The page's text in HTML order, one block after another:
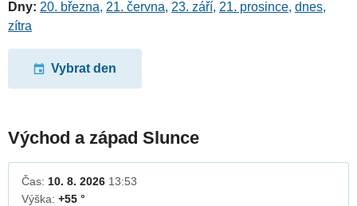
Dny: 20. března, 21. června, 23. září, 21. prosince, dnes,
zítra
Vybrat den
Východ a západ Slunce
Čas: 10. 8. 2026 13:53
Výška: +55 °